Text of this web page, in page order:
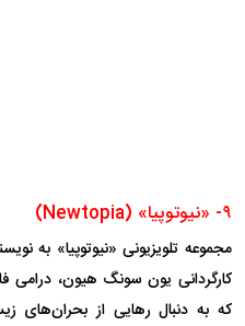
۹- «نیوتوپیا» (Newtopia)
مجموعه تلویزیونی «نیوتوپیا»
کارگردانی یون سونگ هیون، درامی
که به دنبال رهایی از بحران‌های